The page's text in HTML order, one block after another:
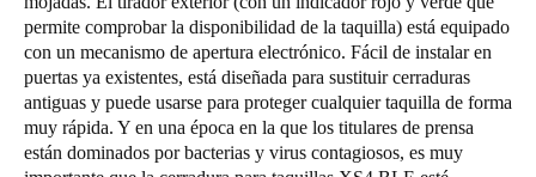
permite comprobar la disponibilidad de la taquilla) está equipado
con un mecanismo de apertura electrónico. Fácil de instalar en
puertas ya existentes, está diseñada para sustituir cerraduras
antiguas y puede usarse para proteger cualquier taquilla de forma
muy rápida. Y en una época en la que los titulares de prensa
están dominados por bacterias y virus contagiosos, es muy